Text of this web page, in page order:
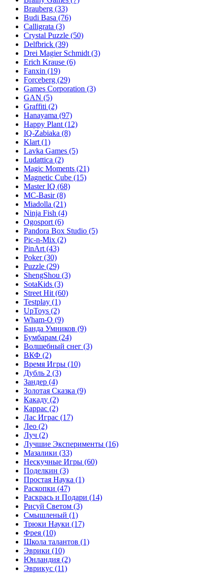
Brauberg (33)
Budi Basa (76)
Calligrata (3)
Crystal Puzzle (50)
Delfbrick (39)
Drei Magier Schmidt (3)
Erich Krause (6)
Fanxin (19)
Forceberg (29)
Games Corporation (3)
GAN (5)
Graffiti (2)
Hanayama (97)
Happy Plant (12)
IQ-Zabiaka (8)
Klart (1)
Lavka Games (5)
Ludattica (2)
Magic Moments (21)
Magnetic Cube (15)
Master IQ (68)
MC-Basir(8)
Miadolla (21)
Ninja Fish (4)
Ogosport (6)
Pandora Box Studio (5)
Pic-n-Mix (2)
PinArt (43)
Poker(30)
Puzzle (29)
ShengShou (3)
SotaKids (3)
Street Hit (60)
Testplay (1)
UpToys (2)
Wham-O (9)
Банда Умников (9)
Бумбарам (24)
Волшебный снег (3)
ВКФ (2)
Время Игры (10)
Дубль 2 (3)
Зандер (4)
Золотая Сказка (9)
Какаду (2)
Каррас (2)
Лас Играс (17)
Лео (2)
Луч (2)
Лучшие Эксперименты (16)
Мазалики (33)
Нескучные Игры (60)
Поделкин (3)
Простая Наука (1)
Раскопки (47)
Раскрась и Подари (14)
Рисуй Светом (3)
Смышленый (1)
Трюки Науки (17)
Фрея (10)
Школа талантов (1)
Эврики (10)
Юнландия (2)
Эврикус (11)